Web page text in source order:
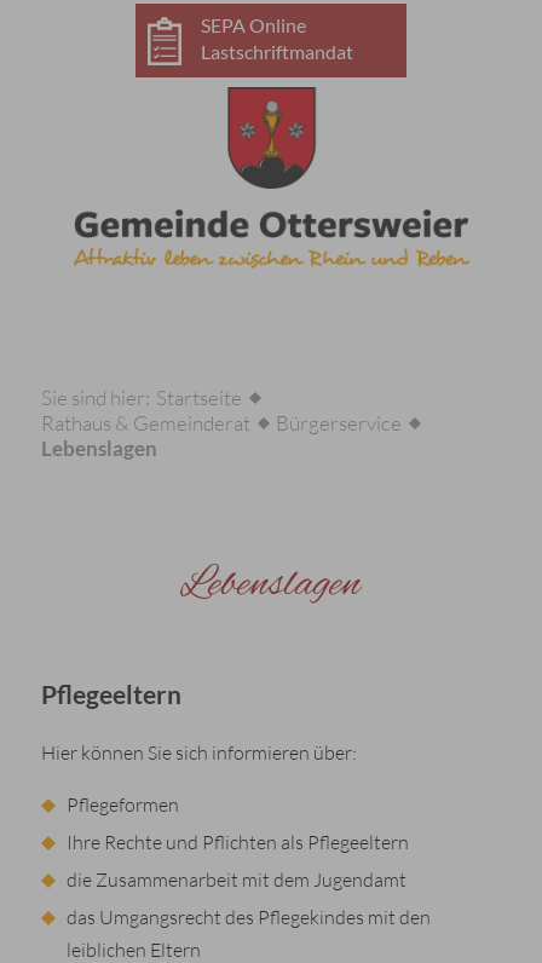
SEPA Online
Lastschriftmandat
Sie sind hier: Startseite
Rathaus & Gemeinderat
Bürgerservice
Lebenslagen
Lebenslagen
Pflegeeltern
Hier können Sie sich informieren über:
Pflegeformen
Ihre Rechte und Pflichten als Pflegeeltern
die Zusammenarbeit mit dem Jugendamt
das Umgangsrecht des Pflegekindes mit den
leiblichen Eltern